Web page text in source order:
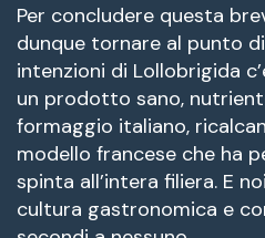
Per concludere questa
dunque tornare al punto
intenzioni di Lollobrigida
un prodotto sano,
formaggio italiano,
modello francese che ha
spinta all’intera filiera. E
cultura gastronomica e